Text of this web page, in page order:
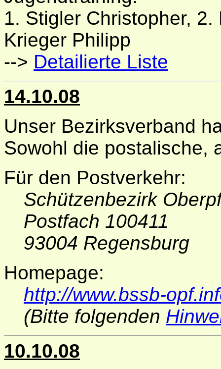
1. Stigler Christopher,
Krieger Philipp
--> Detailierte Liste
14.10.08
Unser Bezirksverband
Sowohl die postalische,
Für den Postverkehr:
Schützenbezirk
Postfach 100411
93004 Regensburg
Homepage:
http://www.bssb-
(Bitte folgenden
10.10.08